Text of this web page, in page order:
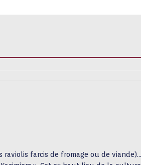
farcis de fromage ou de